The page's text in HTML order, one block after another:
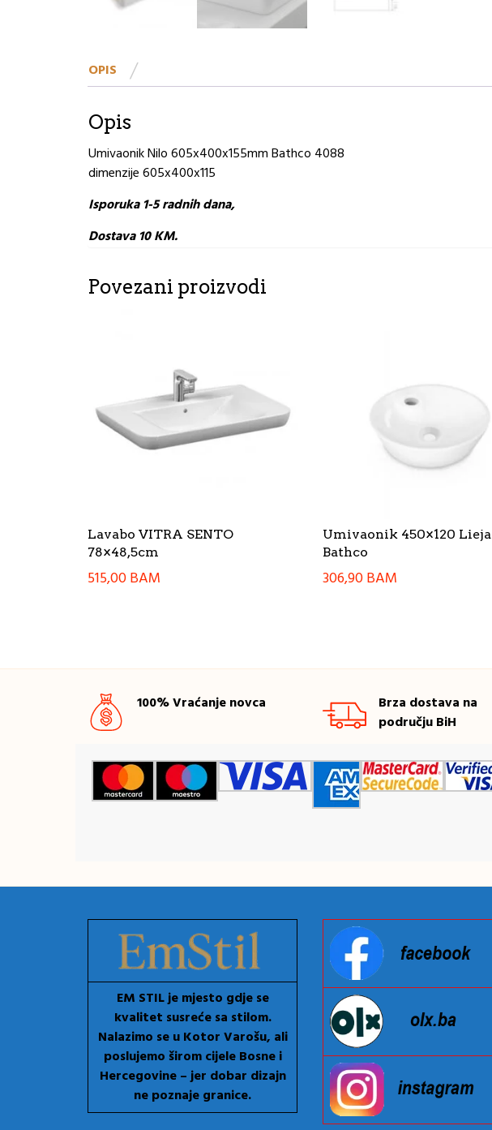
OPIS
Opis
Umivaonik Nilo 605x400x155mm Bathco 4088
dimenzije 605x400x115
Isporuka 1-5 radnih dana,
Dostava 10 KM.
Povezani proizvodi
Lavabo VITRA SENTO
78×48,5cm
515,00BAM
Umivaonik 450×120 Lieja
Bathco
306,90BAM
100% Vraćanje novca
Brza dostava na
području BiH
EM STIL je mjesto gdje se
kvalitet susreće sa stilom.
Nalazimo se u Kotor Varošu, ali
poslujemo širom cijele Bosne i
Hercegovine – jer dobar dizajn
ne poznaje granice.